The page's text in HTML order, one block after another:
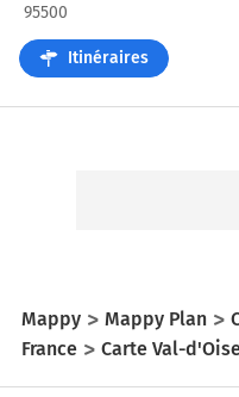
95500
Itinéraires
Mappy Mappy Plan
France
Carte Val-